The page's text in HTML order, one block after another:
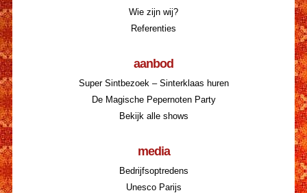
Wie zijn wij?
Referenties
aanbod
Super Sintbezoek – Sinterklaas huren
De Magische Pepernoten Party
Bekijk alle shows
media
Bedrijfsoptredens
Unesco Parijs